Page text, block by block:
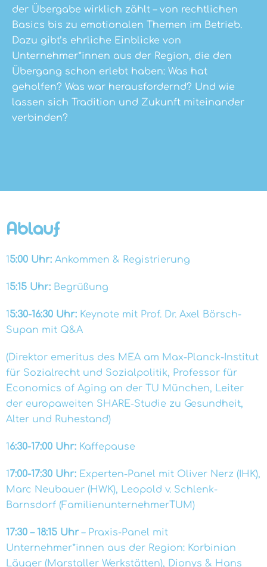
der Übergabe wirklich zählt – von rechtlichen
Basics bis zu emotionalen Themen im Betrieb.
Dazu gibt’s ehrliche Einblicke von
Unternehmer*innen aus der Region, die den
Übergang schon erlebt haben: Was hat
geholfen? Was war herausfordernd? Und wie
lassen sich Tradition und Zukunft miteinander
verbinden?
Ablauf
15:00 Uhr: Ankommen & Registrierung
15:15 Uhr: Begrüßung
15:30-16:30 Uhr: Keynote mit Prof. Dr. Axel Börsch-
Supan mit Q&A
(Direktor emeritus des MEA am Max-Planck-Institut
für Sozialrecht und Sozialpolitik, Professor für
Economics of Aging an der TU München, Leiter
der europaweiten SHARE-Studie zu Gesundheit,
Alter und Ruhestand)
16:30-17:00 Uhr: Kaffepause
17:00-17:30 Uhr: Experten-Panel mit Oliver Nerz (IHK),
Marc Neubauer (HWK), Leopold v. Schlenk-
Barnsdorf (FamilienunternehmerTUM)
17:30 – 18:15 Uhr– Praxis-Panel mit
Unternehmer*innen aus der Region: Korbinian
Läuger (Marstaller Werkstätten), Dionys & Hans